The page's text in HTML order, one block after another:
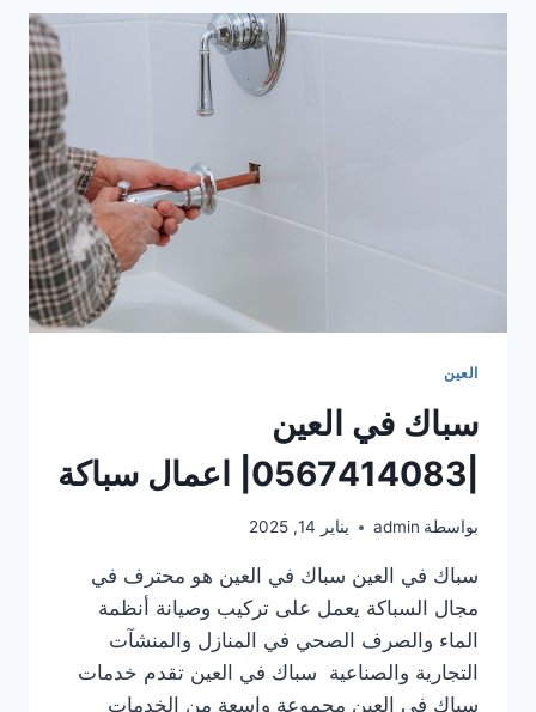
العين
سباك في العين
بواسطة admin يناير 14, 2025
سباك في العين سباك في العين هو محترف في
مجال السباكة يعمل على تركيب وصيانة أنظمة
الماء والصرف الصحي في المنازل والمنشآت
التجارية والصناعية سباك في العين تقدم خدمات
سباك في العين مجموعة واسعة من الخدمات